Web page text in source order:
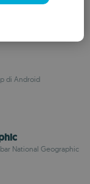
di Android
National Geographic